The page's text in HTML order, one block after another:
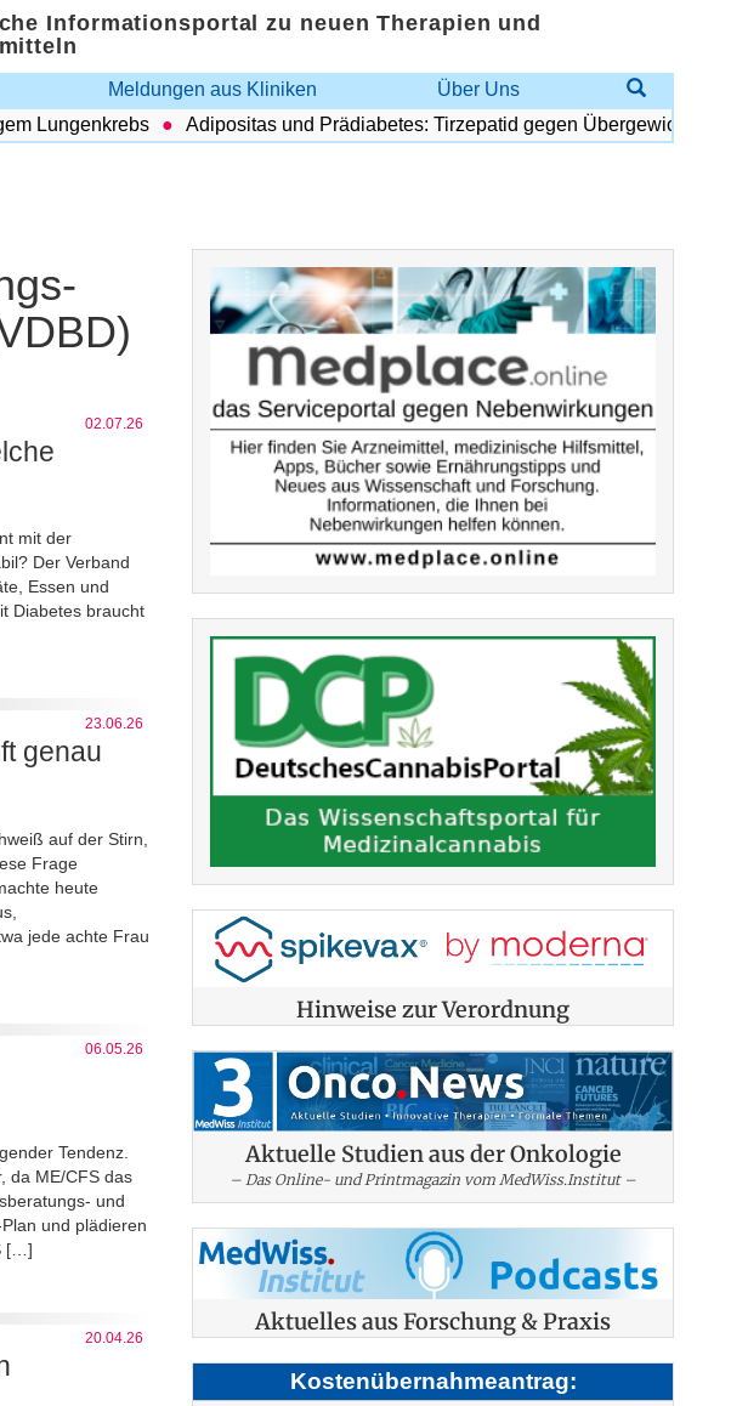
Informationsportal zu neuen Therapien und
Meldungen aus Kliniken
Über Uns
Adipositas und Prädiabetes: Tirzepatid gegen Übergewicht und
02.07.26
mit der
Der Verband
Essen und
Diabetes braucht
23.06.26
genau
auf der Stirn,
Frage
heute
jede achte Frau
06.05.26
Tendenz.
da ME/CFS das
und
und plädieren
[…]
20.04.26
Hinweise zur Verordnung
Aktuelle Studien aus der Onkologie
– Das Online- und Printmagazin vom MedWiss.Institut –
Aktuelles aus Forschung & Praxis
Kostenübernahmeantrag: